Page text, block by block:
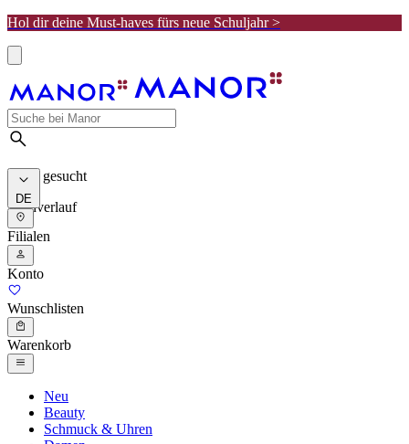
Hol dir deine Must-haves fürs neue Schuljahr >
Meist gesucht
Suchverlauf
DE
Filialen
Konto
Wunschlisten
Warenkorb
Neu
Beauty
Schmuck & Uhren